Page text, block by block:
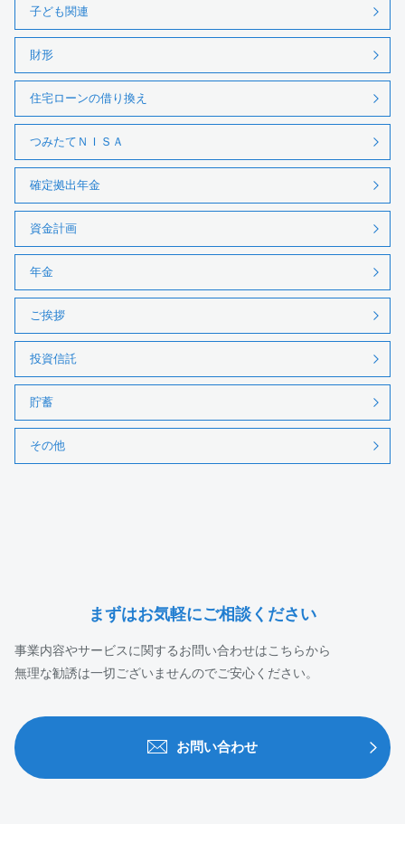
子ども関連
財形
住宅ローンの借り換え
つみたてＮＩＳＡ
確定拠出年金
資金計画
年金
ご挨拶
投資信託
貯蓄
その他
まずはお気軽にご相談ください
事業内容やサービスに関するお問い合わせはこちらから
無理な勧誘は一切ございませんのでご安心ください。
お問い合わせ